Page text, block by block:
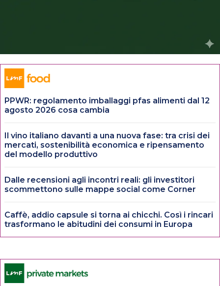
PPWR: regolamento imballaggi pfas alimenti dal 12
agosto 2026 cosa cambia
Il vino italiano davanti a una nuova fase: tra crisi dei
mercati, sostenibilità economica e ripensamento
del modello produttivo
Dalle recensioni agli incontri reali: gli investitori
scommettono sulle mappe social come Corner
Caffè, addio capsule si torna ai chicchi. Così i rincari
trasformano le abitudini dei consumi in Europa